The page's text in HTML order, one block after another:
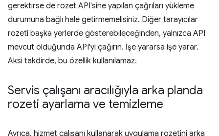
gerektirse de rozet API'sine yapılan çağrıları yükleme
durumuna bağlı hale getirmemelisiniz. Diğer tarayıcılar
rozeti başka yerlerde gösterebileceğinden, yalnızca API
mevcut olduğunda API'yi çağırın. İşe yararsa işe yarar.
Aksi takdirde, bu özellik kullanılamaz.
Servis çalışanı aracılığıyla arka planda
rozeti ayarlama ve temizleme
Ayrıca, hizmet çalışanı kullanarak uygulama rozetini arka